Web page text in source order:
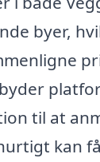
byer,
til at
kan